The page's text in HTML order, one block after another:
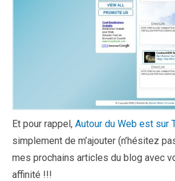
Et pour rappel, Autour du Web est sur
simplement de m’ajouter (n’hésitez
mes prochains articles du blog avec
affinité !!!